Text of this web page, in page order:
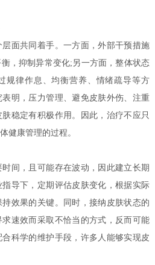
面共同着手。一方面，外部干预措施
，抑制异常变化;另一方面，整体状态
规律作息、均衡营养、情绪疏导等方
明，压力管理、避免皮肤外伤、注重
稳定有积极作用。因此，治疗不应只
健康管理的过程。
，且可能存在波动，因此建立长期
导下，定期评估皮肤变化，根据实际
效果的关键。同时，接纳皮肤状态的
速效而采取不恰当的方式，反而可能
科学的维护手段，许多人能够实现皮